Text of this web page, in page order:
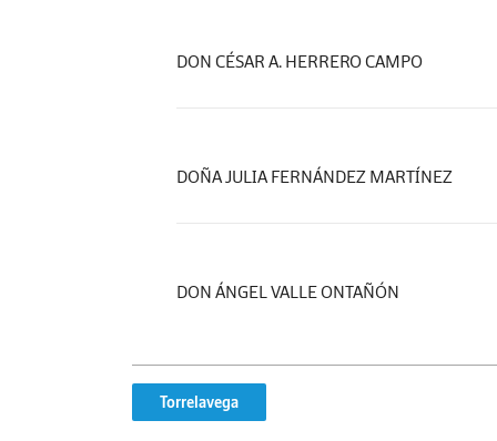
DON CÉSAR A. HERRERO CAMPO
DOÑA JULIA FERNÁNDEZ MARTÍNEZ
DON ÁNGEL VALLE ONTAÑÓN
Torrelavega